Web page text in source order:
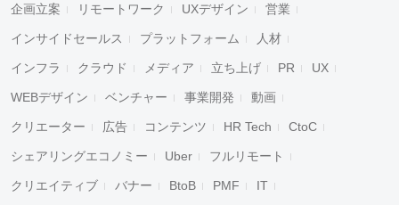
企画立案 リモートワーク UXデザイン 営業
インサイドセールス プラットフォーム 人材
インフラ クラウド メディア 立ち上げ PR UX
WEBデザイン ベンチャー 事業開発 動画
クリエーター 広告 コンテンツ HR Tech CtoC
シェアリングエコノミー Uber フルリモート
クリエイティブ バナー BtoB PMF IT